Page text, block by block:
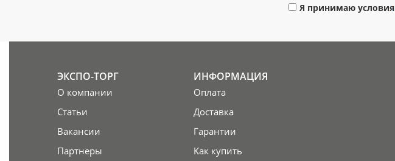
Я принимаю условия
ЭКСПО-ТОРГ
О компании
Статьи
Вакансии
Партнеры
ИНФОРМАЦИЯ
Оплата
Доставка
Гарантии
Как купить